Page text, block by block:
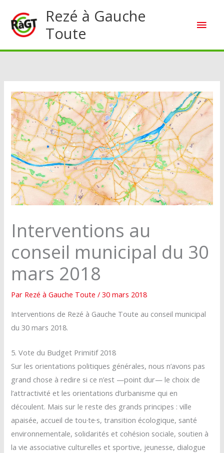
contenu
Rezé à Gauche
Toute
Interventions au
conseil municipal du 30
mars 2018
Par Rezé à Gauche Toute/30 mars 2018
Interventions de Rezé à Gauche Toute au conseil municipal
du 30 mars 2018.
5. Vote du Budget Primitif 2018
Sur les orientations politiques générales, nous n’avons pas
grand chose à redire si ce n’est —point dur— le choix de
l’attractivité et les orientations d’urbanisme qui en
découlent. Mais sur le reste des grands principes : ville
apaisée, accueil de tou·te·s, transition écologique, santé
environnementale, solidarités et cohésion sociale, soutien à
la vie associative culturelles et sportive, jeunesse, dialogue